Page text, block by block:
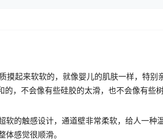
摸起来软软的，就像婴儿的肌肤一样，特别
，不会像有些硅胶的太滑，也不会像有些
软的触感设计，通道壁非常柔软，给人一种
感觉很顺滑。